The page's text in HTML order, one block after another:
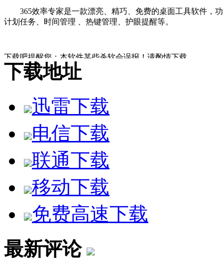
365效率专家是一款漂亮、精巧、免费的桌面工具软件，
计划任务、时间管理 、热键管理、护眼提醒等。
下载吧提醒您：本软件某些杀软会误报！请酌情下载。
下载地址
迅雷下载
电信下载
联通下载
移动下载
免费高速下载
最新评论